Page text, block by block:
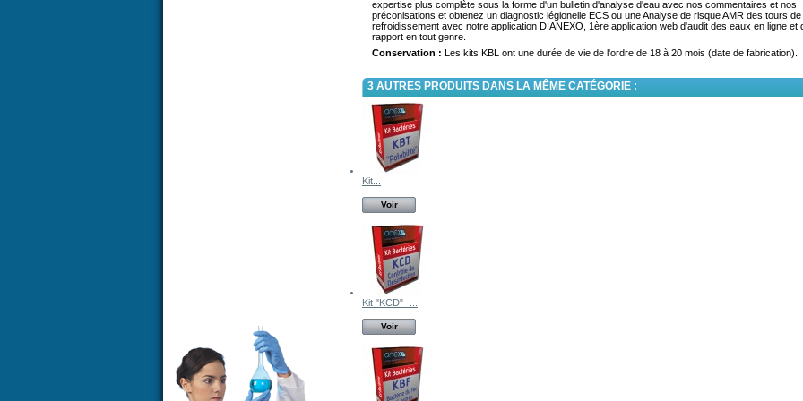
expertise plus complète sous la forme d'un bulletin d'analyse d'eau avec nos commentaires et nos
préconisations et obtenez un diagnostic légionelle ECS ou une Analyse de risque AMR des tours de
refroidissement avec notre application DIANEXO, 1ère application web d'audit des eaux en ligne et
rapport en tout genre.
Conservation : Les kits KBL ont une durée de vie de l'ordre de 18 à 20 mois (date de fabrication).
3 AUTRES PRODUITS DANS LA MÊME CATÉGORIE :
Kit...
Voir
Kit "KCD" -...
Voir